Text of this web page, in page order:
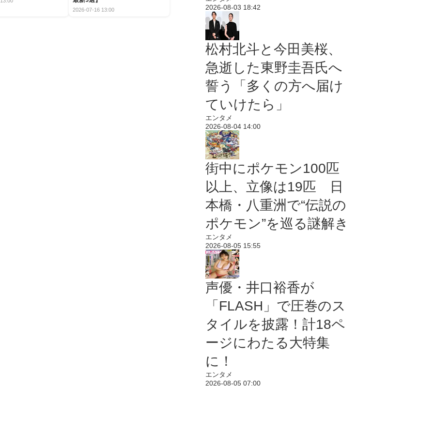
2026-07-16 13:00
2026-08-03 18:42
松村北斗と今田美桜、
急逝した東野圭吾氏へ
誓う「多くの方へ届け
ていけたら」
エンタメ
2026-08-04 14:00
街中にポケモン100匹
以上、立像は19匹 日
本橋・八重洲で“伝説の
ポケモン”を巡る謎解き
エンタメ
2026-08-05 15:55
声優・井口裕香が
「FLASH」で圧巻のス
タイルを披露！計18ペ
ージにわたる大特集
に！
エンタメ
2026-08-05 07:00